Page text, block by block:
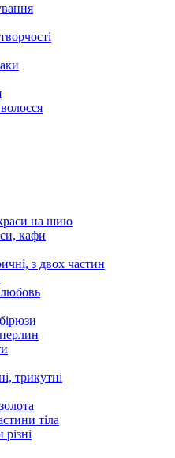
на шию
кафи
з двох частин
перлин
трикутні
тіла